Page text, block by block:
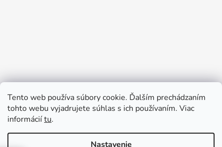
Tento web používa súbory cookie. Ďalším prechádzaním
tohto webu vyjadrujete súhlas s ich používaním. Viac
informáciítu.
Nastavenie
Sledovať na Instagrame